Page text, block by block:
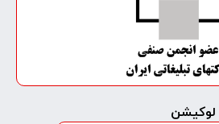
لوکیشن